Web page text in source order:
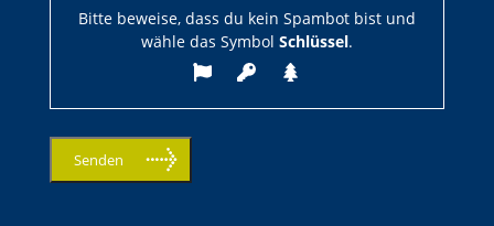
Bitte beweise, dass du kein Spambot bist und
wähle das Symbol Schlüssel.